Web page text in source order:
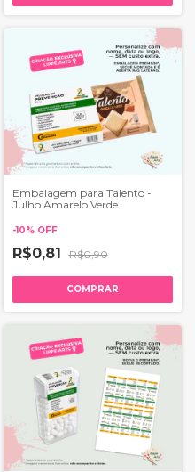
Embalagem para Talento -
Julho Amarelo Verde
-10% OFF
R$0,81 R$0,90
COMPRAR